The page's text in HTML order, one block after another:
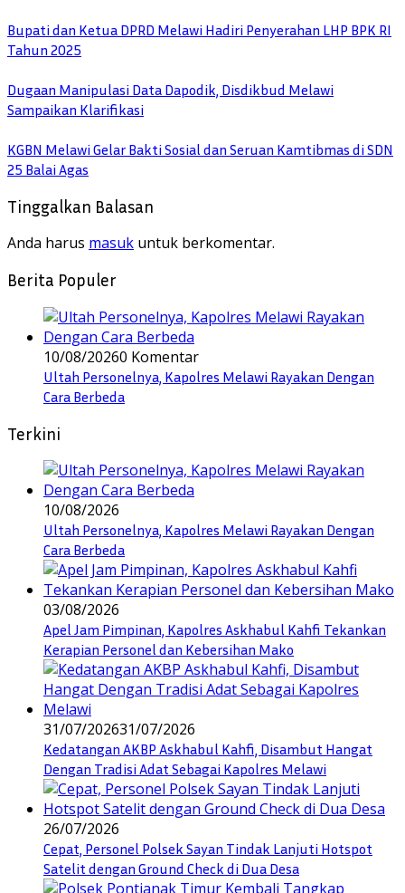
Bupati dan Ketua DPRD Melawi Hadiri Penyerahan LHP BPK RI
Tahun 2025
Dugaan Manipulasi Data Dapodik, Disdikbud Melawi
Sampaikan Klarifikasi
KGBN Melawi Gelar Bakti Sosial dan Seruan Kamtibmas di SDN
25 Balai Agas
Tinggalkan Balasan
Anda harus masuk untuk berkomentar.
Berita Populer
10/08/20260 Komentar
Ultah Personelnya, Kapolres Melawi Rayakan Dengan
Cara Berbeda
Terkini
10/08/2026
Ultah Personelnya, Kapolres Melawi Rayakan Dengan
Cara Berbeda
03/08/2026
Apel Jam Pimpinan, Kapolres Askhabul Kahfi Tekankan
Kerapian Personel dan Kebersihan Mako
31/07/202631/07/2026
Kedatangan AKBP Askhabul Kahfi, Disambut Hangat
Dengan Tradisi Adat Sebagai Kapolres Melawi
26/07/2026
Cepat, Personel Polsek Sayan Tindak Lanjuti Hotspot
Satelit dengan Ground Check di Dua Desa